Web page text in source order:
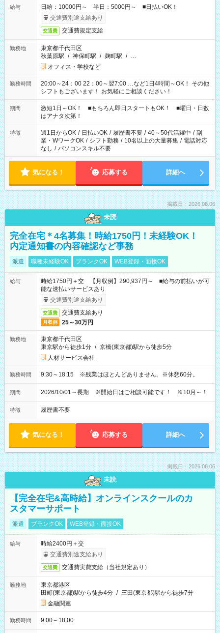
給与
日給：10000円～ 半日：5000円～ ■日払いOK！
交通費別途支給あり
交通費 交通費規定支給
勤務地
東京都千代田区
秋葉原駅 / 神保町駅 / 麹町駅 / …
オフィス・学校など
勤務時間
20:00～24：00 22：00～翌7:00 …など1日4時間～OK！ その他
シフトもございます！ お気軽にご相談ください！
期間
激短1日～OK！ ■もちろん即日スタートもOK！ ■曜日・日数
はアナタ次第！
特徴 週1日からOK / 日払いOK / 履歴書不要 / 40～50代活躍中 / 副
業・WワークOK / シフト勤務 / 10名以上の大量募集 / 電話対応
なし / パソコンスキル不要
気になる！ 応募する 詳細へ
掲載日：2026.08.06
未読
完全在宅＊4名募集！時給1750円！未経験OK！
内定通知書の内容確認など事務
派遣 職種未経験OK ブランクOK WEB登録・面接OK
給与
時給1750円＋交 【月収例】290,937円～ ■給与の前払いが可
能な速払いサービスあり
交通費別途支給あり
交通費 交通費支給あり
月収例 25～30万円
勤務地
東京都千代田区
東京駅から徒歩1分 / 京橋(東京都)駅から徒歩5分
人材サービス会社
勤務時間 9:30～18:15 ※残業はほとんどありません。※休憩60分。
期間 2026/10/01～長期 ※開始日はご相談可能です！ ※10月～！
特徴 履歴書不要
気になる！ 応募する 詳細へ
掲載日：2026.08.06
未読
【完全在宅&高時給】オンラインスクールのカ
スタマーサポート
派遣 ブランクOK WEB登録・面接OK
給与
時給2400円＋交
交通費別途支給あり
交通費 交通費実費支給（当社規定あり）
勤務地
東京都港区
田町(東京都)駅から徒歩4分 / 三田(東京都)駅から徒歩7分
金融関連
勤務時間 9:00～18:00